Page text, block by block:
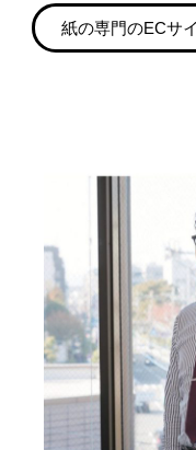
紙の専門のECサ